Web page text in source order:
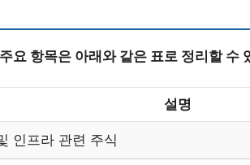
요 항목은 아래와 같은 표로 정리할 수
설명
인프라 관련 주식